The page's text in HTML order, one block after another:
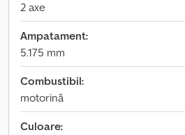
2 axe
Ampatament:
5.175 mm
Combustibil:
motorină
Culoare: